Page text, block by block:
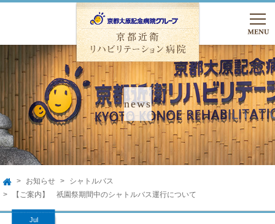
TEL.075-762-5000
入院のご相談 友達追加
HOME
TOP
お知らせ
シャトルバス
【ご案内】 祇園祭期間中のシャトルバス運行について
Jul